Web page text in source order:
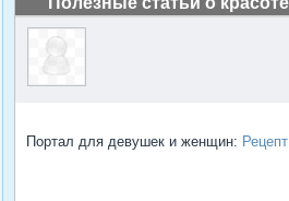
Портал для девушек и женщин: